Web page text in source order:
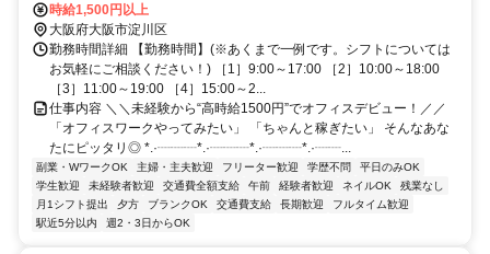
歩6分
時給1,500円以上
大阪府大阪市淀川区
勤務時間詳細 【勤務時間】(※あくまで一例です。シフトについては
お気軽にご相談ください！) ［1］9:00～17:00 ［2］10:00～18:00
［3］11:00～19:00 ［4］15:00～2...
仕事内容 ＼＼未経験から“高時給1500円”でオフィスデビュー！／／
「オフィスワークやってみたい」 「ちゃんと稼ぎたい」 そんなあな
たにピッタリ◎ *.·┈┈┈*.·┈┈┈*.·┈┈┈*.·┈┈...
副業・WワークOK 主婦・主夫歓迎 フリーター歓迎 学歴不問
平日のみOK
学生歓迎
未経験者歓迎 交通費全額支給 午前 経験者歓迎 ネイルOK
残業なし
月1シフト提出
夕方 ブランクOK 交通費支給 長期歓迎
フルタイム歓迎
駅近5分以内
週2・3日からOK